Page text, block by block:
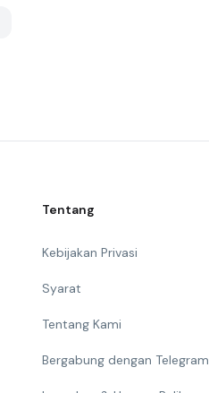
Tentang
Kebijakan Privasi
Syarat
Tentang Kami
Bergabung dengan Telegram